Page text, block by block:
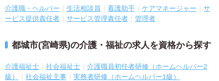
介護職・ヘルパー 生活相談員 看護助手 ケアマネージャー
サ
ービス提供責任者
サービス管理責任者 管理者
都城市(宮崎県)の介護・福祉の求人を資格から探す
介護福祉士 社会福祉士
介護職員初任者研修（ホームヘルパー2
級）
社会福祉主事 実務者研修（ホームヘルパー1級）